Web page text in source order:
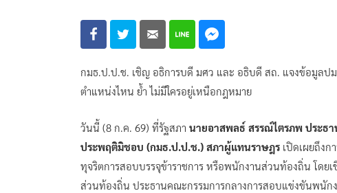
กมธ.ป.ป.ช. เชิญ อธิการบดี มศว และ อธิบดี สถ. แจงข้อมูล
ตำแหน่งไหน ย้ำ ไม่มีใครอยู่เหนือกฎหมาย
วันนี้ (8 ก.ค. 69) ที่รัฐสภา นายอาสพลธ์ สรรณ์ไตรภพ ประธ
ประพฤติมิชอบ (กมธ.ป.ป.ช.) สภาผู้แทนราษฎร เปิดเผยถึง
ทุจริตการสอบบรรจุข้าราชการ หรือพนักงานส่วนท้องถิ่น โดย
ส่วนท้องถิ่น ประธานคณะกรรมการกลางการสอบแข่งขันพนั